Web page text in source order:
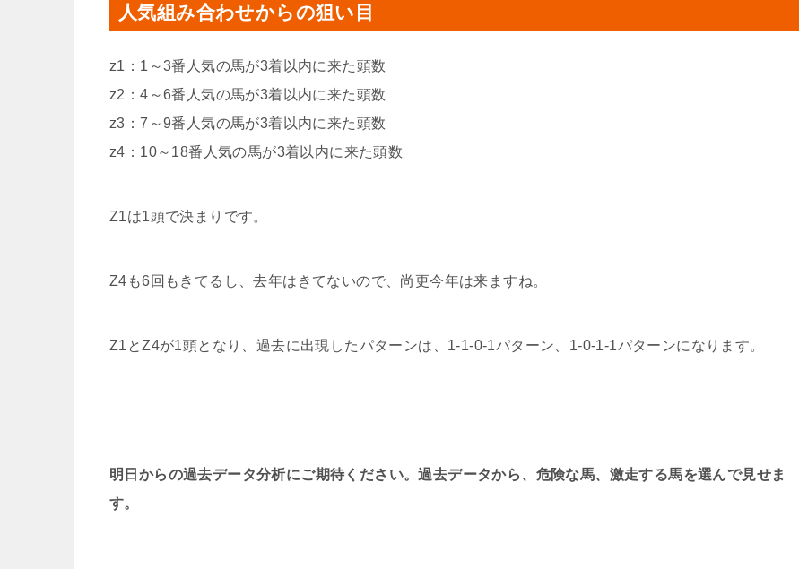
人気組み合わせからの狙い目
z1：1～3番人気の馬が3着以内に来た頭数
z2：4～6番人気の馬が3着以内に来た頭数
z3：7～9番人気の馬が3着以内に来た頭数
z4：10～18番人気の馬が3着以内に来た頭数
Z1は1頭で決まりです。
Z4も6回もきてるし、去年はきてないので、尚更今年は来ますね。
Z1とZ4が1頭となり、過去に出現したパターンは、1-1-0-1パターン、1-0-1-1パターンになります。
明日からの過去データ分析にご期待ください。過去データから、危険な馬、激走する馬を選んで見せま
す。